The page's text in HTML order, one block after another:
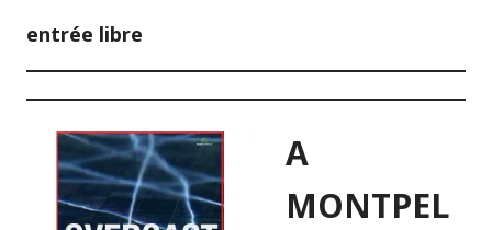
entrée libre
A
MONTPEL